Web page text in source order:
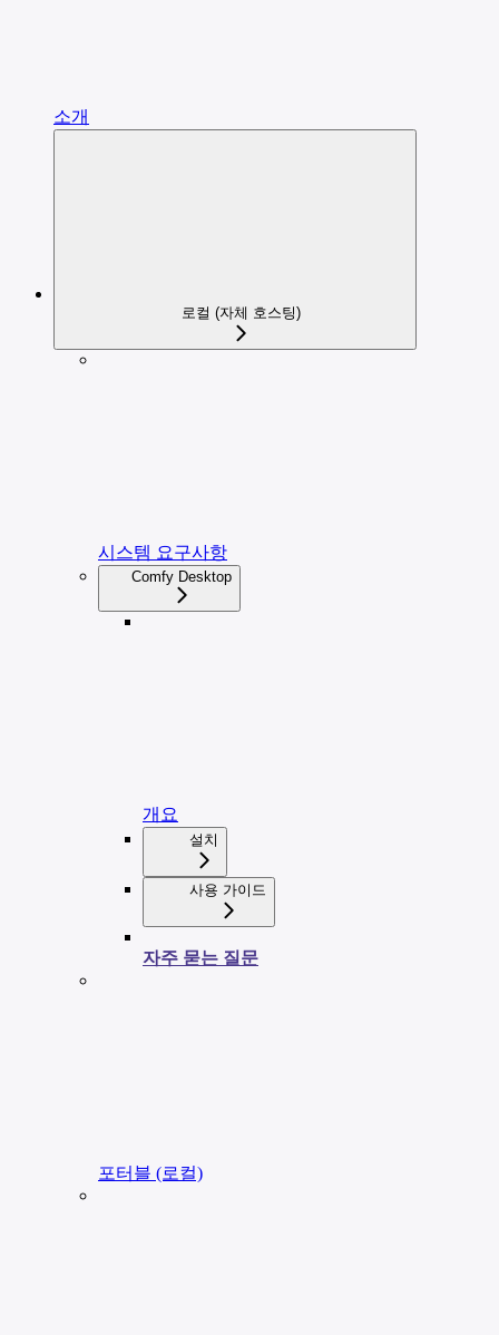
소개
로컬 (자체 호스팅)
시스템 요구사항
Comfy Desktop
개요
설치
사용 가이드
자주 묻는 질문
포터블 (로컬)